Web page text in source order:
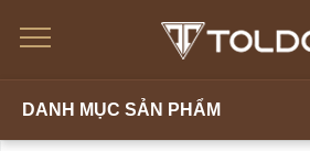
DANH MỤC SẢN PHẨM